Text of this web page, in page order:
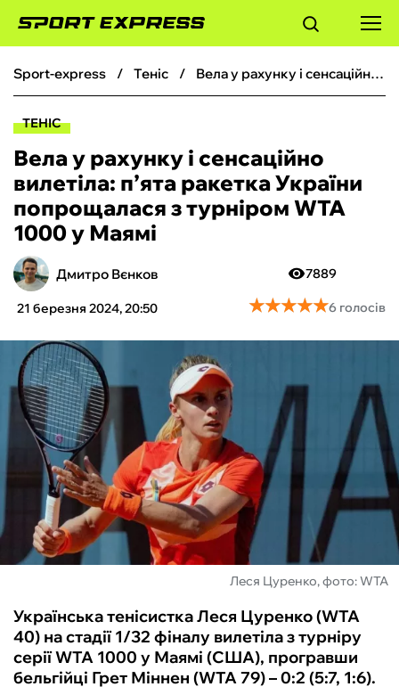
ФУТБОЛ
БОКС
ХОКЕЙ
ТЕНІС
КІБЕРСПОРТ
ЧС-2026
ФУТЗАЛ
ІНШІ
БУКМЕКЕРИ
sport-express теніс Вела у рахунку і сенсаційно вилетіла: п’ята ракетка України попрощалася з турніром WTA 1000 у Маямі
ТЕНІС
Вела у рахунку і сенсаційно
вилетіла: п’ята ракетка України
попрощалася з турніром WTA
1000 у Маямі
Дмитро Вєнков
21 березня 2024, 20:50
7889
★★★★★
★★★★★6 голосів
Леся Цуренко, фото: WTA
Українська тенісистка Леся Цуренко (WTA
40) на стадії 1/32 фіналу вилетіла з турніру
серії WTA 1000 у Маямі (США), програвши
бельгійці Грет Міннен (WTA 79) – 0:2 (5:7, 1:6).